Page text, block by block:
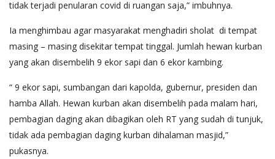
tidak terjadi penularan covid di ruangan saja,” imbuhnya.
Ia menghimbau agar masyarakat menghadiri sholat di tempat
masing – masing disekitar tempat tinggal. Jumlah hewan kurban
yang akan disembelih 9 ekor sapi dan 6 ekor kambing.
“ 9 ekor sapi, sumbangan dari kapolda, gubernur, presiden dan
hamba Allah. Hewan kurban akan disembelih pada malam hari,
pembagian daging akan dibagikan oleh RT yang sudah di tunjuk,
tidak ada pembagian daging kurban dihalaman masjid,”
pukasnya.